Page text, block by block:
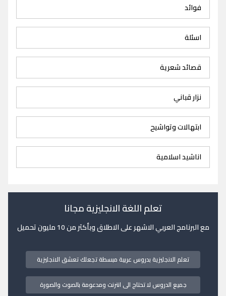
فوائد
اسئلة
قصائد شعرية
نزار قباني
ابتهالات وتواشيح
اناشيد اسلامية
تعلم اللغة الانجليزية مجانا
مع البرنامج العربي الاشهر على الاطلاق وبأكثر من 10 مليون تحميل
تعلم الانجليزية بدروس عربية مبسطة تجعلك تعشق الانجليزية
جميع الدروس لا تحتاج الى انترنت ومدعومة بالصوت والصورة